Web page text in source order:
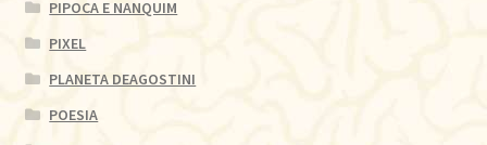
PIPOCA E NANQUIM
PIXEL
PLANETA DEAGOSTINI
POESIA